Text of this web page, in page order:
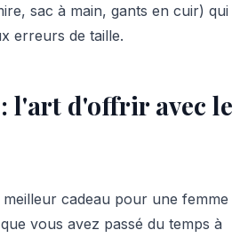
sac à main, gants en cuir) qui
erreurs de taille.
l'art d'offrir avec le
cadeau pour une femme
vous avez passé du temps à